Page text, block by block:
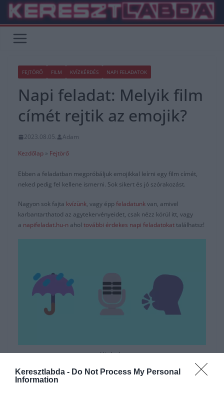
Keresztlabda - Do Not Process My Personal
Information
Skip
content
FEJTÖRŐ FILM KVÍZKÉRDÉS NAPI FELADATOK
Napi feladat: Melyik film
címét rejtik az emojik?
2023.08.05.
Adam
Kezdőlap » Fejtörő
Ebben a feladatban megpróbáljuk emojikkal leírni egy film címét,
neked pedig fel kellene ismerni. Sok sikert és jó szórakozást.
Nagyon sok fajta kvízünk, vagy éppfeladatunkvan, amivel
karbantarthatod az agytekervényeidet, csak nézz körül itt, vagy
a napifeladat.hu-n ahol további érdekes napi feladatokattalálhatsz!
Hirdetés